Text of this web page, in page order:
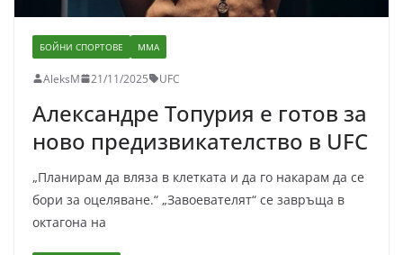
БОЙНИ СПОРТОВЕ ММА
AleksM 21/11/2025 UFC
Александре Топурия е готов за
ново предизвикателство в UFC
„Планирам да вляза в клетката и да го накарам да се
бори за оцеляване.“ „Завоевателят“ се завръща в
октагона на